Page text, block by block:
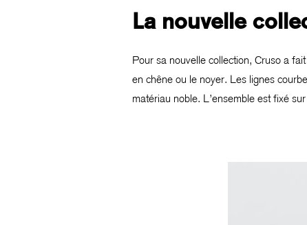
La nouvelle
Pour sa nouvelle collection, Cruso a
en chêne ou le noyer. Les lignes
matériau noble. L’ensemble est fixé